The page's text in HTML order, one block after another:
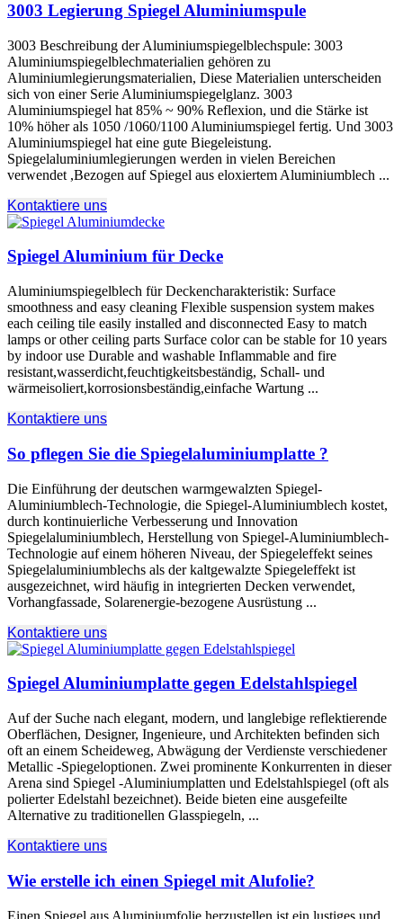
3003 Legierung Spiegel Aluminiumspule
3003 Beschreibung der Aluminiumspiegelblechspule: 3003
Aluminiumspiegelblechmaterialien gehören zu
Aluminiumlegierungsmaterialien, Diese Materialien unterscheiden
sich von einer Serie Aluminiumspiegelglanz. 3003
Aluminiumspiegel hat 85% ~ 90% Reflexion, und die Stärke ist
10% höher als 1050 /1060/1100 Aluminiumspiegel fertig. Und 3003
Aluminiumspiegel hat eine gute Biegeleistung.
Spiegelaluminiumlegierungen werden in vielen Bereichen
verwendet ,Bezogen auf Spiegel aus eloxiertem Aluminiumblech ...
Kontaktiere uns
Spiegel Aluminium für Decke
Aluminiumspiegelblech für Deckencharakteristik: Surface
smoothness and easy cleaning Flexible suspension system makes
each ceiling tile easily installed and disconnected Easy to match
lamps or other ceiling parts Surface color can be stable for10 years
by indoor use Durable and washable Inflammable and fire
resistant,wasserdicht,feuchtigkeitsbeständig, Schall- und
wärmeisoliert,korrosionsbeständig,einfache Wartung ...
Kontaktiere uns
So pflegen Sie die Spiegelaluminiumplatte ?
Die Einführung der deutschen warmgewalzten Spiegel-
Aluminiumblech-Technologie, die Spiegel-Aluminiumblech kostet,
durch kontinuierliche Verbesserung und Innovation
Spiegelaluminiumblech, Herstellung von Spiegel-Aluminiumblech-
Technologie auf einem höheren Niveau, der Spiegeleffekt seines
Spiegelaluminiumblechs als der kaltgewalzte Spiegeleffekt ist
ausgezeichnet, wird häufig in integrierten Decken verwendet,
Vorhangfassade, Solarenergie-bezogene Ausrüstung ...
Kontaktiere uns
Spiegel Aluminiumplatte gegen Edelstahlspiegel
Auf der Suche nach elegant, modern, und langlebige reflektierende
Oberflächen, Designer, Ingenieure, und Architekten befinden sich
oft an einem Scheideweg, Abwägung der Verdienste verschiedener
Metallic -Spiegeloptionen. Zwei prominente Konkurrenten in dieser
Arena sind Spiegel -Aluminiumplatten und Edelstahlspiegel (oft als
polierter Edelstahl bezeichnet). Beide bieten eine ausgefeilte
Alternative zu traditionellen Glasspiegeln, ...
Kontaktiere uns
Wie erstelle ich einen Spiegel mit Alufolie?
Einen Spiegel aus Aluminiumfolie herzustellen ist ein lustiges und